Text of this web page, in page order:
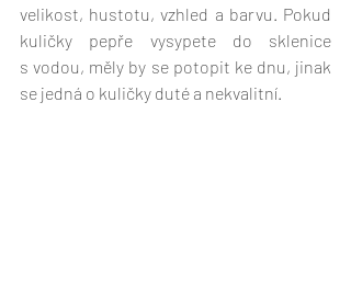
velikost, hustotu, vzhled a barvu. Pokud
kuličky pepře vysypete do sklenice
s vodou, měly by se potopit ke dnu, jinak
se jedná o kuličky duté a nekvalitní.